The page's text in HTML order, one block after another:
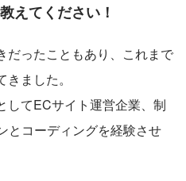
えてください！
だったこともあり、これまで
ました。
してECサイト運営企業、制
とコーディングを経験させ